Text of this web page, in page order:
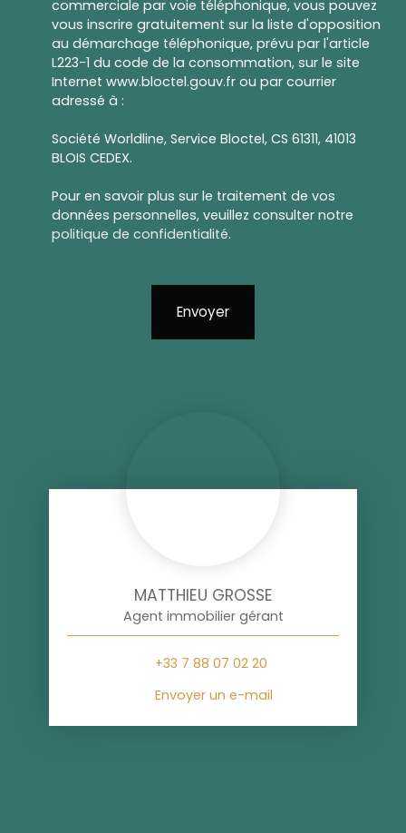
commerciale par voie téléphonique, vous pouvez
vous inscrire gratuitement sur la liste d'opposition
au démarchage téléphonique, prévu par l'article
L223-1 du code de la consommation, sur le site
Internet www.bloctel.gouv.fr ou par courrier
adressé à :
Société Worldline, Service Bloctel, CS 61311, 41013
BLOIS CEDEX.
Pour en savoir plus sur le traitement de vos
données personnelles, veuillez consulter notre
politique de confidentialité.
Envoyer
MATTHIEU GROSSE
Agent immobilier gérant
+33 7 88 07 02 20
Envoyer un e-mail